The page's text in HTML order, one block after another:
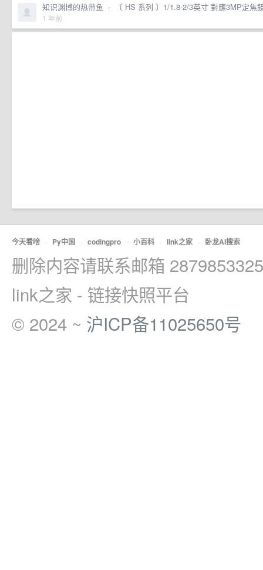
知识渊博的热带鱼 · 〔 HS 系列 〕1/1.8-2/3英寸 對應3MP定焦
1 年前
今天看啥 · Py中国 · codingpro · 小百科 · link之家 · 卧龙AI搜索
删除内容请联系邮箱
link之家 - 链接快照平台
© 2024 ~ 沪ICP备11025650号